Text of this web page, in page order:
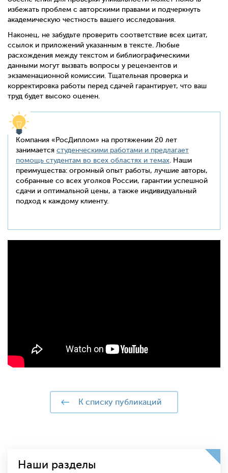
избежать проблем с авторскими правами и подчеркнуть
академическую честность вашего исследования.
Наконец, не забудьте проверить соответствие всех цитат,
ссылок и приложений указанным в тексте. Любые
расхождения между текстом и библиографическими
данными могут вызвать вопросы у рецензентов и
экзаменационной комиссии. Тщательная проверка и
корректировка работы перед сдачей гарантирует, что ваш
труд будет высоко оценен.
Компания «РосДиплом» на протяжении 20 лет
занимается студенческими работами и предлагает
помощь студентам во всех областях и темах. Наши
преимущества: огромный опыт работы, лучшие авторы,
собранные со всех уголков России, гарантии успешной
сдачи и оптимальной цены, а также индивидуальный
подход к каждому клиенту.
к списку публикаций
Наши разделы